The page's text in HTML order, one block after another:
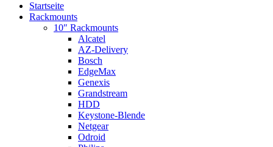
Startseite
Rackmounts
10″ Rackmounts
Alcatel
AZ-Delivery
Bosch
EdgeMax
Genexis
Grandstream
HDD
Keystone-Blende
Netgear
Odroid